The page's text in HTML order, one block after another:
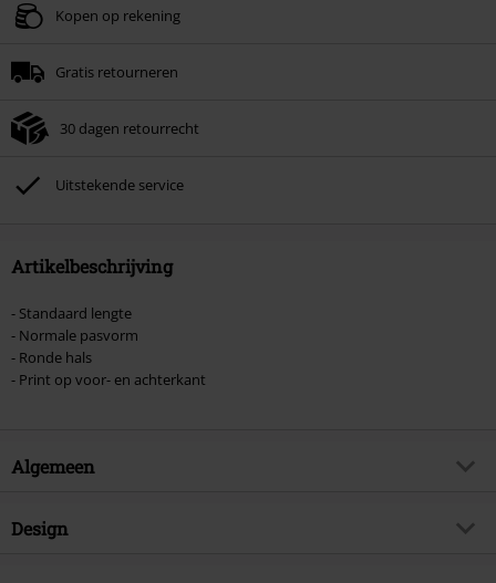
Kopen op rekening
Gratis retourneren
30 dagen retourrecht
Uitstekende service
Artikelbeschrijving
- Standaard lengte
- Normale pasvorm
- Ronde hals
- Print op voor- en achterkant
Algemeen
Artikelnr.
Design